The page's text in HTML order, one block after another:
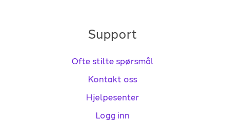
Support
Ofte stilte spørsmål
Kontakt oss
Hjelpesenter
Logg inn